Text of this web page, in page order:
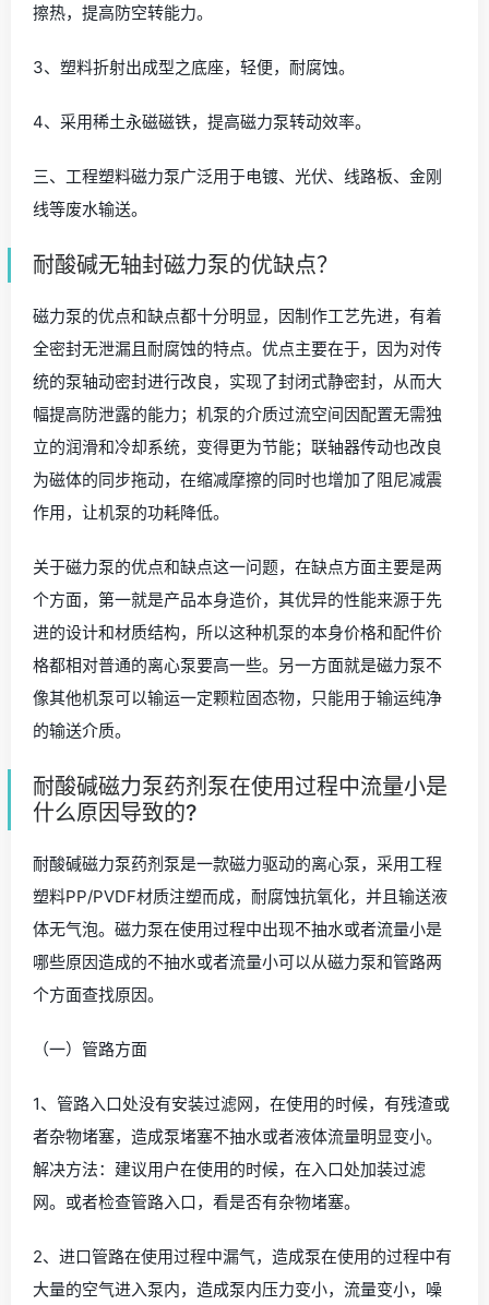
擦热，提高防空转能力。
3、塑料折射出成型之底座，轻便，耐腐蚀。
4、采用稀土永磁磁铁，提高磁力泵转动效率。
三、工程塑料磁力泵广泛用于电镀、光伏、线路板、金刚
线等废水输送。
耐酸碱无轴封磁力泵的优缺点？
磁力泵的优点和缺点都十分明显，因制作工艺先进，有着
全密封无泄漏且耐腐蚀的特点。优点主要在于，因为对传
统的泵轴动密封进行改良，实现了封闭式静密封，从而大
幅提高防泄露的能力；机泵的介质过流空间因配置无需独
立的润滑和冷却系统，变得更为节能；联轴器传动也改良
为磁体的同步拖动，在缩减摩擦的同时也增加了阻尼减震
作用，让机泵的功耗降低。
关于磁力泵的优点和缺点这一问题，在缺点方面主要是两
个方面，第一就是产品本身造价，其优异的性能来源于先
进的设计和材质结构，所以这种机泵的本身价格和配件价
格都相对普通的离心泵要高一些。另一方面就是磁力泵不
像其他机泵可以输运一定颗粒固态物，只能用于输运纯净
的输送介质。
耐酸碱磁力泵药剂泵在使用过程中流量小是
什么原因导致的?
耐酸碱磁力泵药剂泵是一款磁力驱动的离心泵，采用工程
塑料PP/PVDF材质注塑而成，耐腐蚀抗氧化，并且输送液
体无气泡。磁力泵在使用过程中出现不抽水或者流量小是
哪些原因造成的不抽水或者流量小可以从磁力泵和管路两
个方面查找原因。
（一）管路方面
1、管路入口处没有安装过滤网，在使用的时候，有残渣或
者杂物堵塞，造成泵堵塞不抽水或者液体流量明显变小。
解决方法：建议用户在使用的时候，在入口处加装过滤
网。或者检查管路入口，看是否有杂物堵塞。
2、进口管路在使用过程中漏气，造成泵在使用的过程中有
大量的空气进入泵内，造成泵内压力变小，流量变小，噪